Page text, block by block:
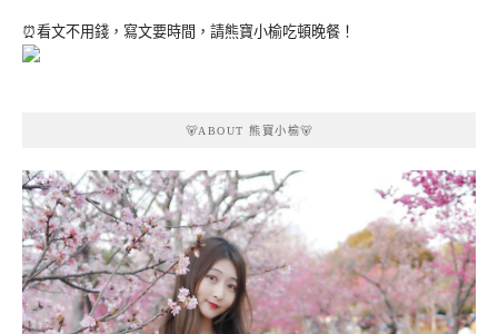
⏰看文不用錢，寫文要時間，請熊寶小榆吃頓晚餐！
🐻ABOUT 熊寶小榆🐻